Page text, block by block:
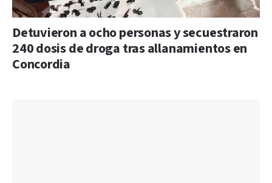
Detuvieron a ocho personas y secuestraron
240 dosis de droga tras allanamientos en
Concordia